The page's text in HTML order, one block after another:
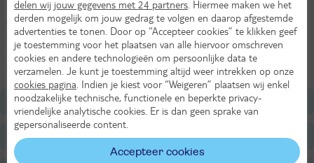
rivier 'du Vecchio' met helder water waar je in kunt zwemmen. Er is
ook een klein strandje waar je na een frisse duik even lekker kunt
opdrogen. E Caselle beschikt over een heerlijk zwembad en een
restaurant, waar je prima kunt eten. De ruige natuur en de gezellige
ambiance zul je niet snel vergeten.
Ligging
delen wij jouw gegevens met 24 partners . Hiermee maken we het
derden mogelijk om jouw gedrag te volgen en daarop afgestemde
advertenties te tonen. Door op “Accepteer cookies” te klikken geef
je toestemming voor het plaatsen van alle hiervoor omschreven
cookies en andere technologieën om persoonlijke data te
verzamelen. Je kunt je toestemming altijd weer intrekken op onze
cookies pagina . Indien je kiest voor “Weigeren” plaatsen wij enkel
noodzakelijke technische, functionele en beperkte privacy-
vriendelijke analytische cookies. Er is dan geen sprake van
gepersonaliseerde content.
Accepteer cookies